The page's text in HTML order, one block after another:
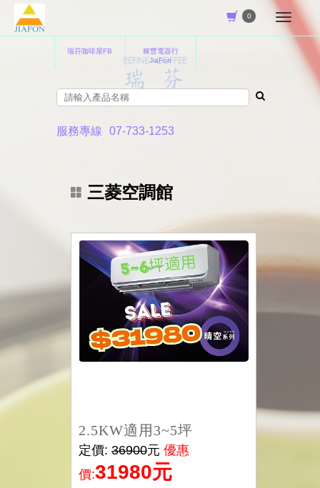
0
瑞芬咖啡屋FB
稼豐電器行
JiaFon
服務專線 07-733-1253
三菱空調館
2.5KW適用3~5坪
定價: 36900元 優惠
價:31980元